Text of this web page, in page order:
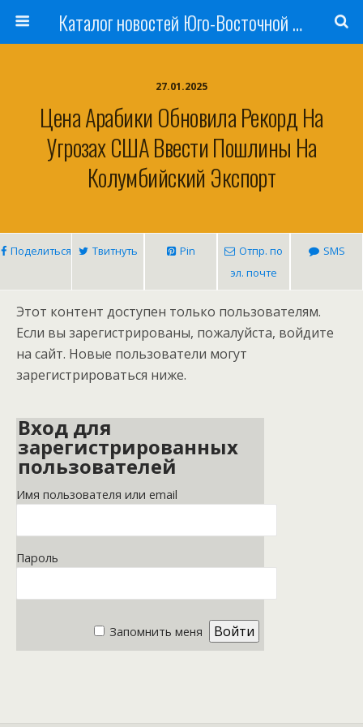
Каталог новостей Юго-Восточной Азии, Австралии и Океании
27.01.2025
Цена Арабики Обновила Рекорд На
Угрозах США Ввести Пошлины На
Колумбийский Экспорт
Поделиться Твитнуть Pin
Отпр. по
эл. почте
SMS
Этот контент доступен только пользователям.
Если вы зарегистрированы, пожалуйста, войдите
на сайт. Новые пользователи могут
зарегистрироваться ниже.
Вход для
зарегистрированных
пользователей
Имя пользователя или email
Пароль
Запомнить меня